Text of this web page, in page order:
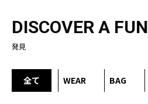
DISCOVER A FUN
発見
全て WEAR BAG